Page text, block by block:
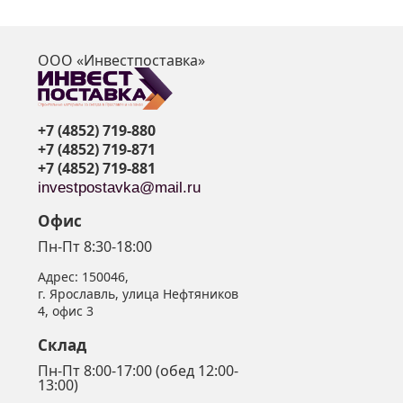
ООО «Инвестпоставка»
+7 (4852) 719-880
+7 (4852) 719-871
+7 (4852) 719-881
investpostavka@mail.ru
Офис
Пн-Пт 8:30-18:00
Адрес: 150046,
г. Ярославль, улица Нефтяников
4, офис 3
Склад
Пн-Пт 8:00-17:00 (обед 12:00-
13:00)